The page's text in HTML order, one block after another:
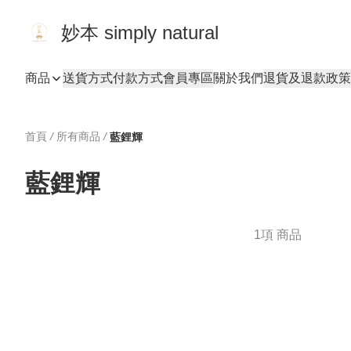
妙本 simply natural
商品 送貨方式付款方式會員專區關於我們退貨及退款政策
首頁 / 所有商品 / 藍鋰輝
藍鋰輝
1項 商品